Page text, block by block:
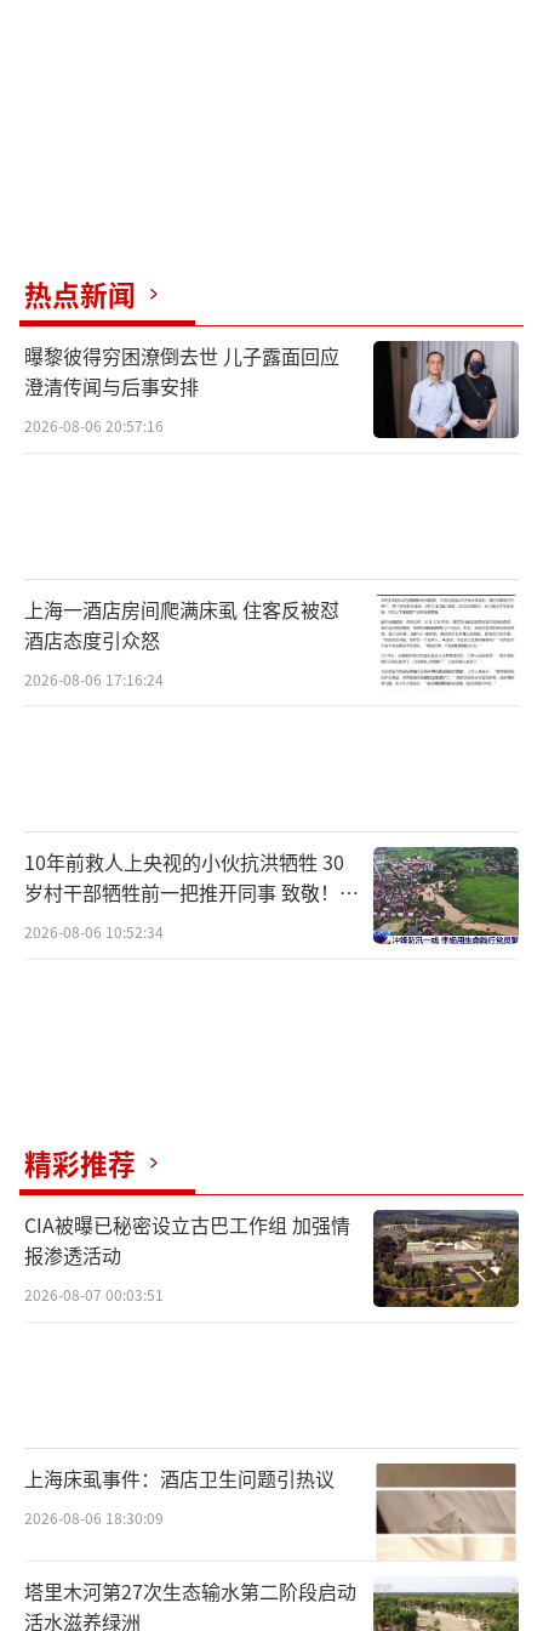
洋等区域暂时无法得到充分解释的异常现象。
相关档案存放于美国政府专门设立的网站WAR.
GOV/UFO。（责任编辑：0764）
热点新闻
曝黎彼得穷困潦倒去世 儿子露面回应
澄清传闻与后事安排
2026-08-06 20:57:16
上海一酒店房间爬满床虱 住客反被怼
酒店态度引众怒
2026-08-06 17:16:24
10年前救人上央视的小伙抗洪牺牲 30
岁村干部牺牲前一把推开同事 致敬！送
别！
2026-08-06 10:52:34
精彩推荐
CIA被曝已秘密设立古巴工作组 加强情
报渗透活动
2026-08-07 00:03:51
上海床虱事件：酒店卫生问题引热议
2026-08-06 18:30:09
塔里木河第27次生态输水第二阶段启动
活水滋养绿洲